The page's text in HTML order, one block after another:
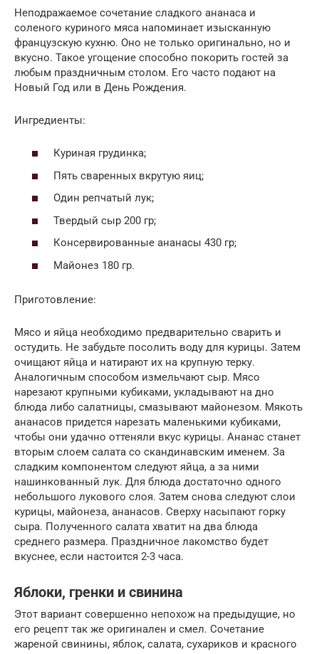
Неподражаемое сочетание сладкого ананаса и
соленого куриного мяса напоминает изысканную
французскую кухню. Оно не только оригинально, но и
вкусно. Такое угощение способно покорить гостей за
любым праздничным столом. Его часто подают на
Новый Год или в День Рождения.
Ингредиенты:
Куриная грудинка;
Пять сваренных вкрутую яиц;
Один репчатый лук;
Твердый сыр 200 гр;
Консервированные ананасы 430 гр;
Майонез 180 гр.
Приготовление:
Мясо и яйца необходимо предварительно сварить и
остудить. Не забудьте посолить воду для курицы. Затем
очищают яйца и натирают их на крупную терку.
Аналогичным способом измельчают сыр. Мясо
нарезают крупными кубиками, укладывают на дно
блюда либо салатницы, смазывают майонезом. Мякоть
ананасов придется нарезать маленькими кубиками,
чтобы они удачно оттеняли вкус курицы. Ананас станет
вторым слоем салата со скандинавским именем. За
сладким компонентом следуют яйца, а за ними
нашинкованный лук. Для блюда достаточно одного
небольшого лукового слоя. Затем снова следуют слои
курицы, майонеза, ананасов. Сверху насыпают горку
сыра. Полученного салата хватит на два блюда
среднего размера. Праздничное лакомство будет
вкуснее, если настоится 2-3 часа.
Яблоки, гренки и свинина
Этот вариант совершенно непохож на предыдущие, но
его рецепт так же оригинален и смел. Сочетание
жареной свинины, яблок, салата, сухариков и красного